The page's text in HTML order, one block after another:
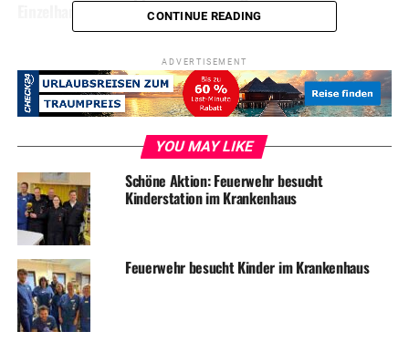
Einzelhandel
CONTINUE READING
ADVERTISEMENT
YOU MAY LIKE
Schöne Aktion: Feuerwehr besucht
Kinderstation im Krankenhaus
Feuerwehr besucht Kinder im Krankenhaus